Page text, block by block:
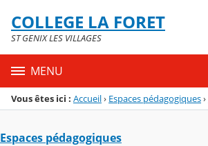
Menu de la rubrique
Contenu
COLLEGE LA FORET
ST GENIX LES VILLAGES
MENU
Vous êtes ici : Accueil› Espaces pédagogiques›
Espaces pédagogiques